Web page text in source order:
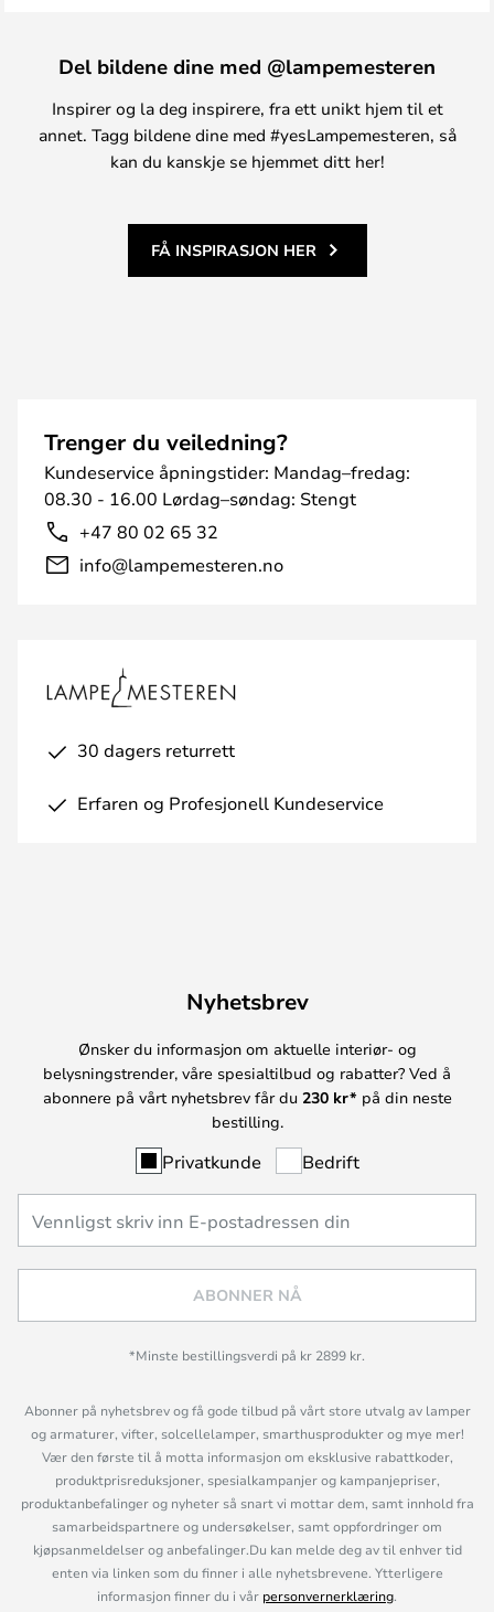
Del bildene dine med @lampemesteren
Inspirer og la deg inspirere, fra ett unikt hjem til et
annet. Tagg bildene dine med #yesLampemesteren, så
kan du kanskje se hjemmet ditt her!
FÅ INSPIRASJON HER
Trenger du veiledning?
Kundeservice åpningstider: Mandag–fredag:
08.30 - 16.00 Lørdag–søndag: Stengt
+47 80 02 65 32
info@lampemesteren.no
30 dagers returrett
Erfaren og Profesjonell Kundeservice
Nyhetsbrev
Ønsker du informasjon om aktuelle interiør- og
belysningstrender, våre spesialtilbud og rabatter? Ved å
abonnere på vårt nyhetsbrev får du 230 kr* på din neste
bestilling.
Privatkunde Bedrift
ABONNER NÅ
*Minste bestillingsverdi på kr 2899 kr.
Abonner på nyhetsbrev og få gode tilbud på vårt store utvalg av lamper
og armaturer, vifter, solcellelamper, smarthusprodukter og mye mer!
Vær den første til å motta informasjon om eksklusive rabattkoder,
produktprisreduksjoner, spesialkampanjer og kampanjepriser,
produktanbefalinger og nyheter så snart vi mottar dem, samt innhold fra
samarbeidspartnere og undersøkelser, samt oppfordringer om
kjøpsanmeldelser og anbefalinger.Du kan melde deg av til enhver tid
enten via linken som du finner i alle nyhetsbrevene. Ytterligere
informasjon finner du i vår personvernerklæring.